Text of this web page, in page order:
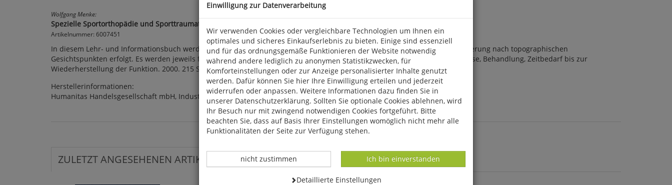
Wolfgang Menke:
Spezielle Sportorthopädie und Sporttraumatologie
Artikelnummer: 6007451
In diesem Lehr- und Informationsbuch werden zahlreiche Verletzungsbilder und Sportschäden beschrieben, wobei die Gliederung nach topographischen
Gesichtspunkten erfolgt. Es werden jeweils folgende Aspekte behandelt: Lokalisation und Bedeutung der Schädigung, Diagnose, Behandlung, Zeitbedarf bis zur
Wiederherstellung der Funktion. 2000. 215 S., kart. Limpert/UTB.
Herstellerinformationen:
Humanitas Handelsgesellschaft mbH, Industriepark 3, D 56291 Wiebelsheim, service@humanitas-versand.de
ZULETZT ANGESEHENEN ARTIKEL:
Einwilligung zur Datenverarbeitung
Wir verwenden Cookies oder vergleichbare Technologien um Ihnen ein
optimales und sicheres Einkaufserlebnis zu bieten. Einige sind essenziell
und für das ordnungsgemäße Funktionieren der Website notwendig
während andere lediglich zu anonymen Statistikzwecken, für
Komforteinstellungen oder zur Anzeige personalisierter Inhalte genutzt
werden. Dafür können Sie hier Ihre Einwilligung erteilen und jederzeit
widerrufen oder anpassen. Weitere Informationen dazu finden Sie in
unserer Datenschutzerklärung. Sollten Sie optionale Cookies ablehnen, wird
Ihr Besuch nur mit zwingend notwendigen Cookies fortgeführt. Bitte
beachten Sie, dass auf Basis Ihrer Einstellungen womöglich nicht mehr alle
Funktionalitäten der Seite zur Verfügung stehen.
Datenverarbeitung -
Ich bin einverstanden
Datenverarbeitung -
nicht zustimmen
Datenverarbeitung -
Detaillierte Einstellungen